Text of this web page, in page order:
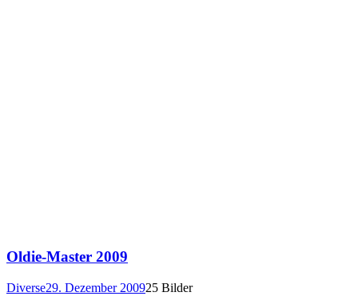
Oldie-Master 2009
Diverse29. Dezember 200925 Bilder